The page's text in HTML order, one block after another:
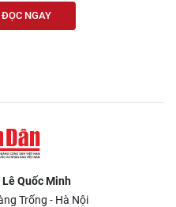
ĐỌC NGAY
Lê Quốc Minh
Trống - Hà Nội